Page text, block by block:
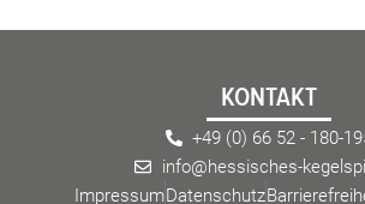
KONTAKT
+49 (0) 66 52 - 180-
info@hessisches-
ImpressumDatenschutz